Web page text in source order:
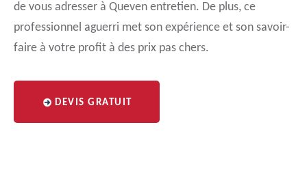
de vous adresser à Queven entretien. De plus, ce
professionnel aguerri met son expérience et son savoir-
faire à votre profit à des prix pas chers.
DEVIS GRATUIT